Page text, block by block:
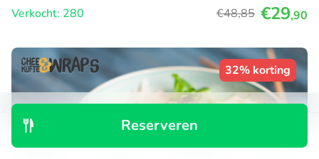
Reserveren
Verkocht: 280
€48,85 €29,90
32% korting